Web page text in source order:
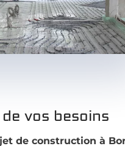
vos besoins
de construction à